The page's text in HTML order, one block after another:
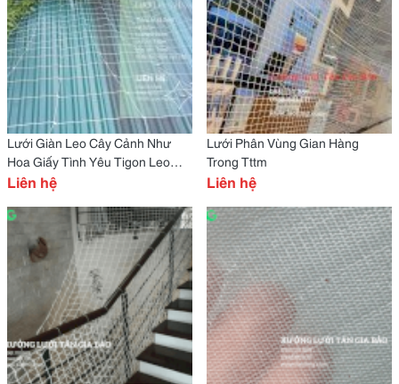
Lưới Giàn Leo Cây Cảnh Như
Hoa Giấy Tình Yêu Tigon Leo
Giàn
Liên hệ
Lưới Phân Vùng Gian Hàng
Trong Tttm
Liên hệ